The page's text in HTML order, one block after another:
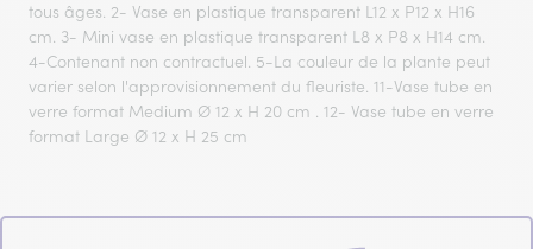
tous âges. 2- Vase en plastique transparent L12 x P12 x H16
cm. 3- Mini vase en plastique transparent L8 x P8 x H14 cm.
4-Contenant non contractuel. 5-La couleur de la plante peut
varier selon l'approvisionnement du fleuriste. 11-Vase tube en
verre format Medium Ø 12 x H 20 cm . 12- Vase tube en verre
format Large Ø 12 x H 25 cm